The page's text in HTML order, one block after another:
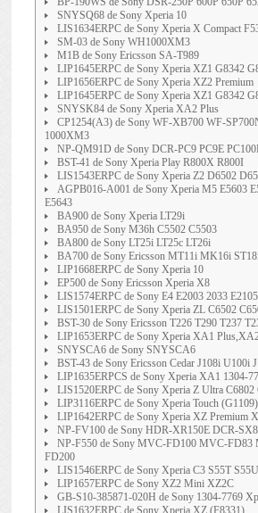
SNYSQ68 de Sony Xperia 10
LIS1634ERPC de Sony Xperia X Compact
SM-03 de Sony WH1000XM3
M1B de Sony Ericsson SA-T989
LIP1645ERPC de Sony Xperia XZ1 G8342
LIP1656ERPC de Sony Xperia XZ2 Premium
LIP1645ERPC de Sony Xperia XZ1 G8342
SNYSK84 de Sony Xperia XA2 Plus
CP1254(A3) de Sony WF-XB700 WF-
1000XM3
NP-QM91D de Sony DCR-PC9 PC9E
BST-41 de Sony Xperia Play R800X R800I
LIS1543ERPC de Sony Xperia Z2 D6502
AGPB016-A001 de Sony Xperia M5 E5603
E5643
BA900 de Sony Xperia LT29i
BA950 de Sony M36h C5502 C5503
BA800 de Sony LT25i LT25c LT26i
BA700 de Sony Ericsson MT11i MK16i
LIP1668ERPC de Sony Xperia 10
EP500 de Sony Ericsson Xperia X8
LIS1574ERPC de Sony E4 E2003 2033
LIS1501ERPC de Sony Xperia ZL C6502
BST-30 de Sony Ericsson T226 T290 T237
LIP1653ERPC de Sony Xperia XA1
SNYSCA6 de Sony SNYSCA6
BST-43 de Sony Ericsson Cedar J108i U100i
LIP1635ERPCS de Sony Xperia XA1 1304-
LIS1520ERPC de Sony Xperia Z Ultra C6802
LIP3116ERPC de Sony Xperia Touch (G1109)
LIP1642ERPC de Sony Xperia XZ Premium
NP-FV100 de Sony HDR-XR150E DCR-
NP-F550 de Sony MVC-FD100 MVC-
FD200
LIS1546ERPC de Sony Xperia C3 S55T S55U
LIP1657ERPC de Sony XZ2 Mini XZ2C
GB-S10-385871-020H de Sony 1304-7769
LIS1632ERPC de Sony Xperia XZ (F8331)